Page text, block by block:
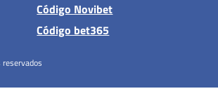
Código Novibet
Código bet365